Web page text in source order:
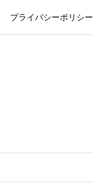
プライバシーポリシー